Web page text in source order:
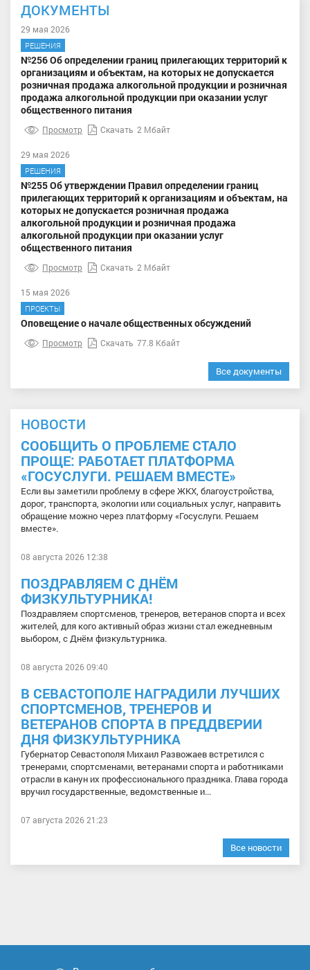
ДОКУМЕНТЫ
29 мая 2026
РЕШЕНИЯ
№256 Об определении границ прилегающих территорий к
организациям и объектам, на которых не допускается
розничная продажа алкогольной продукции и розничная
продажа алкогольной продукции при оказании услуг
общественного питания
Просмотр Скачать 2 Мбайт
29 мая 2026
РЕШЕНИЯ
№255 Об утверждении Правил определении границ
прилегающих территорий к организациям и объектам, на
которых не допускается розничная продажа
алкогольной продукции и розничная продажа
алкогольной продукции при оказании услуг
общественного питания
Просмотр Скачать 2 Мбайт
15 мая 2026
ПРОЕКТЫ
Оповещение о начале общественных обсуждений
Просмотр Скачать 77.8 Кбайт
Все документы
НОВОСТИ
СООБЩИТЬ О ПРОБЛЕМЕ СТАЛО
ПРОЩЕ: РАБОТАЕТ ПЛАТФОРМА
«ГОСУСЛУГИ. РЕШАЕМ ВМЕСТЕ»
Если вы заметили проблему в сфере ЖКХ, благоустройства,
дорог, транспорта, экологии или социальных услуг, направить
обращение можно через платформу «Госуслуги. Решаем
вместе».
08 августа 2026 12:38
ПОЗДРАВЛЯЕМ С ДНЁМ
ФИЗКУЛЬТУРНИКА!
Поздравляем спортсменов, тренеров, ветеранов спорта и всех
жителей, для кого активный образ жизни стал ежедневным
выбором, с Днём физкультурника.
08 августа 2026 09:40
В СЕВАСТОПОЛЕ НАГРАДИЛИ ЛУЧШИХ
СПОРТСМЕНОВ, ТРЕНЕРОВ И
ВЕТЕРАНОВ СПОРТА В ПРЕДДВЕРИИ
ДНЯ ФИЗКУЛЬТУРНИКА
Губернатор Севастополя Михаил Развожаев встретился с
тренерами, спортсменами, ветеранами спорта и работниками
отрасли в канун их профессионального праздника. Глава города
вручил государственные, ведомственные и...
07 августа 2026 21:23
Все новости